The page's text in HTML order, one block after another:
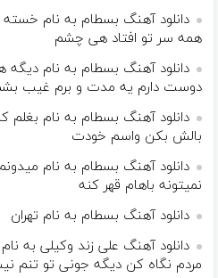
دانلود آهنگ بسطام به نام خسته
همه سر تو افتاد هی چشم
دانلود آهنگ بسطام به نام
دوست دارم یه مدت و برم غیب
دانلود آهنگ بسطام به نام
بالش بکن واسم خودت
دانلود آهنگ بسطام به نام
نمیتونه باهام قهر کنه
دانلود آهنگ بسطام به نام تهران
دانلود آهنگ علی زند وکیلی
مردم نگاه كن دیگه جونى تو تنم